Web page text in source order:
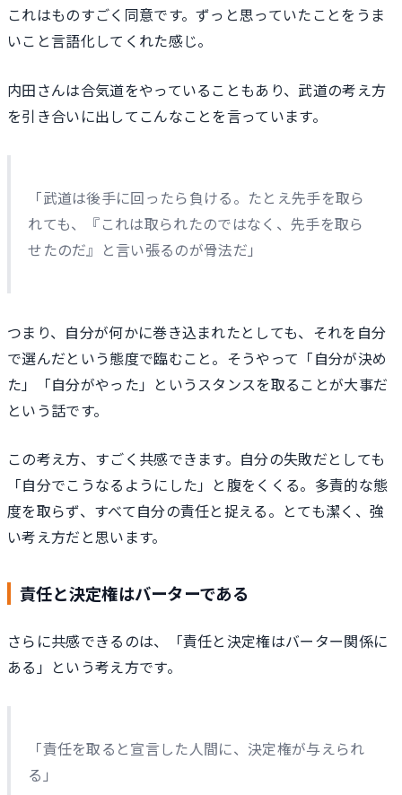
これはものすごく同意です。ずっと思っていたことをうま
いこと言語化してくれた感じ。
内田さんは合気道をやっていることもあり、武道の考え方
を引き合いに出してこんなことを言っています。
「武道は後手に回ったら負ける。たとえ先手を取ら
れても、『これは取られたのではなく、先手を取ら
せたのだ』と言い張るのが骨法だ」
つまり、自分が何かに巻き込まれたとしても、それを自分
で選んだという態度で臨むこと。そうやって「自分が決め
た」「自分がやった」というスタンスを取ることが大事だ
という話です。
この考え方、すごく共感できます。自分の失敗だとしても
「自分でこうなるようにした」と腹をくくる。多責的な態
度を取らず、すべて自分の責任と捉える。とても潔く、強
い考え方だと思います。
責任と決定権はバーターである
さらに共感できるのは、「責任と決定権はバーター関係に
ある」という考え方です。
「責任を取ると宣言した人間に、決定権が与えられ
る」